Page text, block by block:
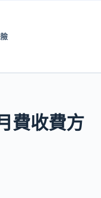
費收費方